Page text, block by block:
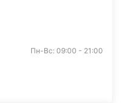
Пн-Вс: 09:00 - 21:00